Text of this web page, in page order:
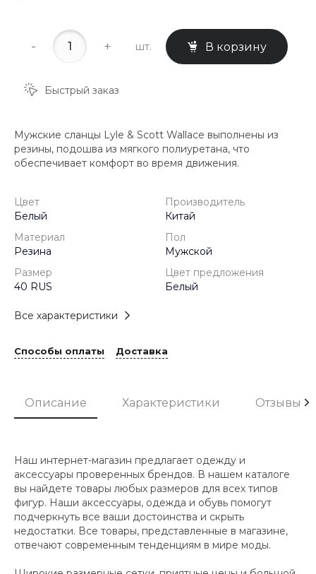
- + шт. В корзину
Быстрый заказ
Мужские сланцы Lyle & Scott Wallace выполнены из
резины, подошва из мягкого полиуретана, что
обеспечивает комфорт во время движения.
Цвет
Белый
Производитель
Китай
Материал
Резина
Пол
Мужской
Размер
40 RUS
Цвет предложения
Белый
Все характеристики
Способы оплаты Доставка
Описание Характеристики Отзывы
Наш интернет-магазин предлагает одежду и
аксессуары проверенных брендов. В нашем каталоге
вы найдете товары любых размеров для всех типов
фигур. Наши аксессуары, одежда и обувь помогут
подчеркнуть все ваши достоинства и скрыть
недостатки. Все товары, представленные в магазине,
отвечают современным тенденциям в мире моды.